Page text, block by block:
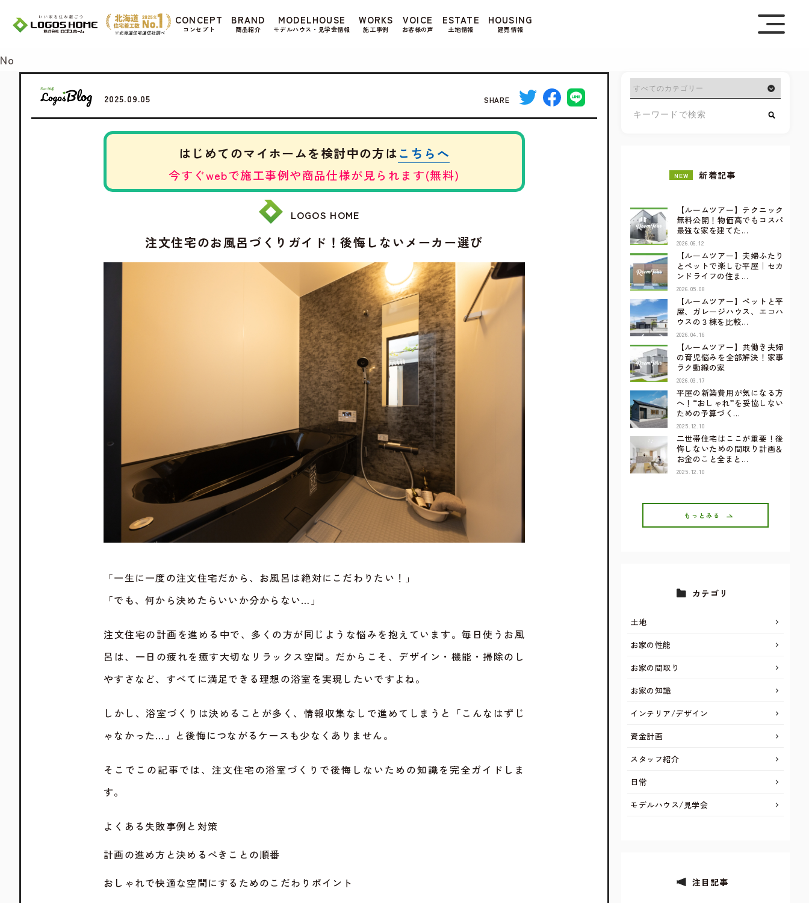
CONCEPT
コンセプト
BRAND
商品紹介
MODELHOUSE
モデルハウス・見学会情報
WORKS
施工事例
VOICE
お客様の声
ESTATE
土地情報
HOUSING
建売情報
2025.09.05 SHARE
はじめてのマイホームを検討中の方はこちらへ
今すぐwebで施工事例や商品仕様が見られます(無料)
LOGOS HOME
注文住宅のお風呂づくりガイド！後悔しないメーカー選び
「一生に一度の注文住宅だから、お風呂は絶対にこだわりたい！」
「でも、何から決めたらいいか分からない…」
注文住宅の計画を進める中で、多くの方が同じような悩みを抱えています。毎日使うお風
呂は、一日の疲れを癒す大切なリラックス空間。だからこそ、デザイン・機能・掃除のし
やすさなど、すべてに満足できる理想の浴室を実現したいですよね。
しかし、浴室づくりは決めることが多く、情報収集なしで進めてしまうと「こんなはずじ
ゃなかった…」と後悔につながるケースも少なくありません。
そこでこの記事では、注文住宅の浴室づくりで後悔しないための知識を完全ガイドしま
す。
よくある失敗事例と対策
計画の進め方と決めるべきことの順番
おしゃれで快適な空間にするためのこだわりポイント
NEW 新着記事
【ルームツアー】テクニック
無料公開！物価高でもコスパ
最強な家を建てた…
2026.06.12
【ルームツアー】夫婦ふたり
とペットで楽しむ平屋｜セカ
ンドライフの住ま…
2026.05.08
【ルームツアー】ペットと平
屋、ガレージハウス、エコハ
ウスの３棟を比較…
2026.04.16
【ルームツアー】共働き夫婦
の育児悩みを全部解決！家事
ラク動線の家
2026.03.17
平屋の新築費用が気になる方
へ！“おしゃれ”を妥協しない
ための予算づく…
2025.12.10
二世帯住宅はここが重要！後
悔しないための間取り計画＆
お金のこと全まと…
2025.12.10
もっとみる
カテゴリ
土地
お家の性能
お家の間取り
お家の知識
インテリア/デザイン
資金計画
スタッフ紹介
日常
モデルハウス/見学会
注目記事
Cookie を使用して、お客様の活動を追跡してもよろしいですか? 当社ではお客様のプライバシーを極めて重視しています。詳細について、およびご質問
がある場合は、当社のプライバシーポリシーをご覧ください。
No